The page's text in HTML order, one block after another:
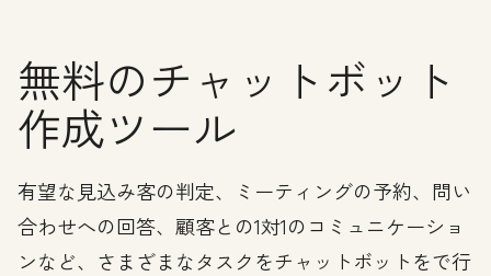
無料のチャットボット
作成ツール
有望な見込み客の判定、ミーティングの予約、問い
合わせへの回答、顧客との1対1のコミュニケーショ
ンなど、さまざまなタスクをチャットボットをで行